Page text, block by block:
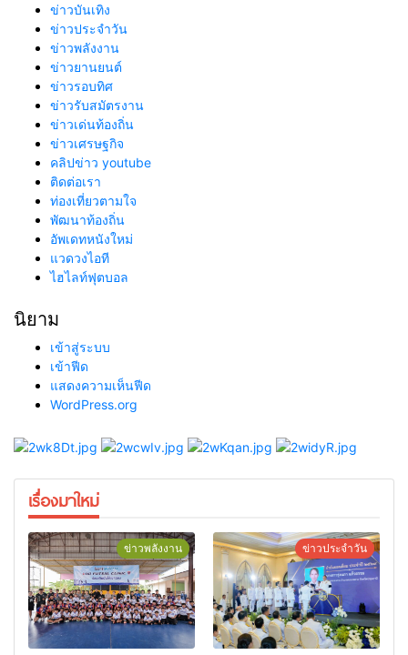
ข่าวบันเทิง
ข่าวประจำวัน
ข่าวพลังงาน
ข่าวยานยนต์
ข่าวรอบทิศ
ข่าวรับสมัตรงาน
ข่าวเด่นท้องถิ่น
ข่าวเศรษฐกิจ
คลิปข่าว youtube
ติดต่อเรา
ท่องเที่ยวตามใจ
พัฒนาท้องถิ่น
อัพเดทหนังใหม่
แวดวงไอที
ไฮไลท์ฟุตบอล
นิยาม
เข้าสู่ระบบ
เข้าฟีด
แสดงความเห็นฟีด
WordPress.org
เรื่องมาใหม่
ข่าวพลังงาน ข่าวประจำวัน